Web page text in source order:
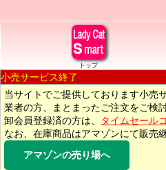
トップ
小売サービス終了
当サイトでご提供しております小売
業者の方、まとまったご注文をご検
卸会員登録済の方は、
タイムセール
なお、在庫商品はアマゾンにて販売
アマゾンの売り場へ